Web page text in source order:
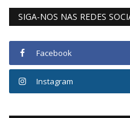
SIGA-NOS NAS REDES
Facebook
Instagram